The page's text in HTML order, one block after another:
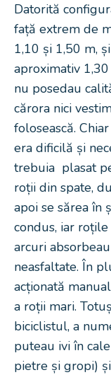
Datorită
față extrem de
1,10 și 1,50 m,
aproximativ
nu posedau
cărora nici
folosească.
era dificilă și
trebuia plasat
roții din spate,
apoi se sărea în
condus, iar
arcuri
neasfaltate. În
acționată
a roții mari.
biciclistul, a
puteau ivi în
pietre și gropi)